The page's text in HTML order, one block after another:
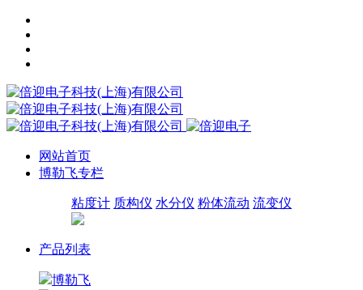
网站首页
博勒飞专栏
粘度计 质构仪 水分仪 粉体流动 流变仪
产品列表
博勒飞